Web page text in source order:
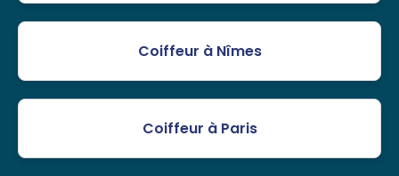
Coiffeur à Nîmes
Coiffeur à Paris